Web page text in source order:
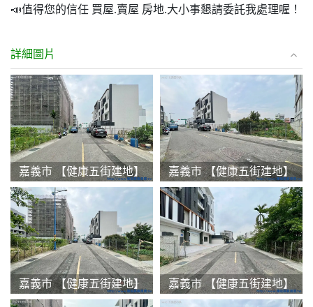
📣值得您的信任 買屋.賣屋 房地.大小事懇請委託我處理喔！
詳細圖片
嘉義市 【健康五街建地】 嘉義市 【健康五街建地】
嘉義市 【健康五街建地】 嘉義市 【健康五街建地】